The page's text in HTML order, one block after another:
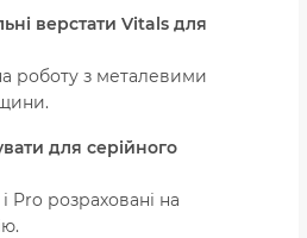
верстати Vitals для
роботу з металевими
для серійного
Pro розраховані на